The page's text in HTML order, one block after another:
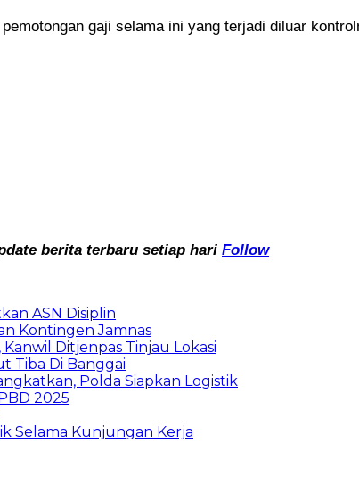
gaji selama ini yang terjadi diluar
berita terbaru setiap hari Follow
ASN Disiplin
Kontingen Jamnas
Ditjenpas Tinjau Lokasi
Tiba Di Banggai
Polda Siapkan Logistik
2025
Selama Kunjungan Kerja